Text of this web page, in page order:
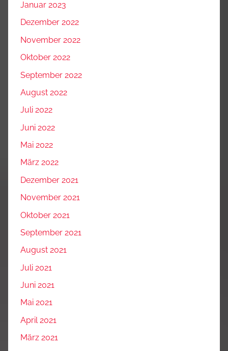
Januar 2023
Dezember 2022
November 2022
Oktober 2022
September 2022
August 2022
Juli 2022
Juni 2022
Mai 2022
März 2022
Dezember 2021
November 2021
Oktober 2021
September 2021
August 2021
Juli 2021
Juni 2021
Mai 2021
April 2021
März 2021